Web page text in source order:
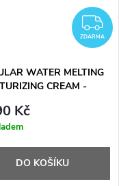
ZDARMA
WATER MELTING
CREAM -
Kč
DO KOŠÍKU